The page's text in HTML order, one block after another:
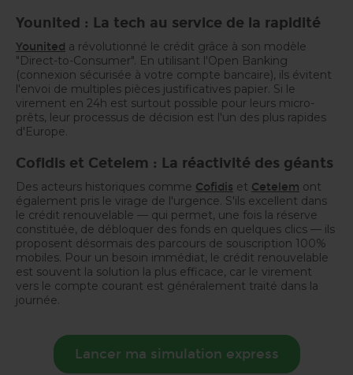
Younited : La tech au service de la rapidité
Younited a révolutionné le crédit grâce à son modèle
"Direct-to-Consumer". En utilisant l'Open Banking
(connexion sécurisée à votre compte bancaire), ils évitent
l'envoi de multiples pièces justificatives papier. Si le
virement en 24h est surtout possible pour leurs micro-
prêts, leur processus de décision est l'un des plus rapides
d'Europe.
Cofidis et Cetelem : La réactivité des géants
Des acteurs historiques comme Cofidis et Cetelem ont
également pris le virage de l'urgence. S'ils excellent dans
le crédit renouvelable — qui permet, une fois la réserve
constituée, de débloquer des fonds en quelques clics — ils
proposent désormais des parcours de souscription 100%
mobiles. Pour un besoin immédiat, le crédit renouvelable
est souvent la solution la plus efficace, car le virement
vers le compte courant est généralement traité dans la
journée.
Lancer ma simulation express